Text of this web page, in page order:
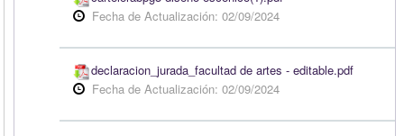
Fecha de Actualización: 02/09/2024
declaracion_jurada_facultad de artes - editable.pdf
Fecha de Actualización: 02/09/2024